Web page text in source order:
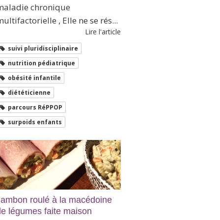
chronique
, Elle ne se rés...
Lire l'article
suivi pluridisciplinaire
nutrition pédiatrique
obésité infantile
diététicienne
parcours RéPPOP
surpoids enfants
roulé à la macédoine
légumes faite maison